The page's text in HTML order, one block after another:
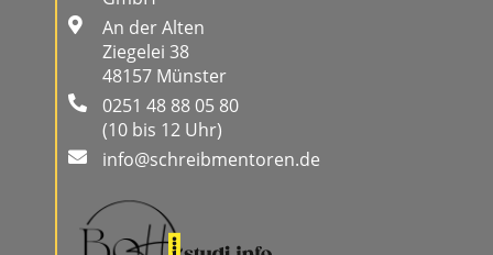
An der Alten
Ziegelei 38
48157 Münster
0251 48 88 05 80
(10 bis 12 Uhr)
info@schreibmentoren.de